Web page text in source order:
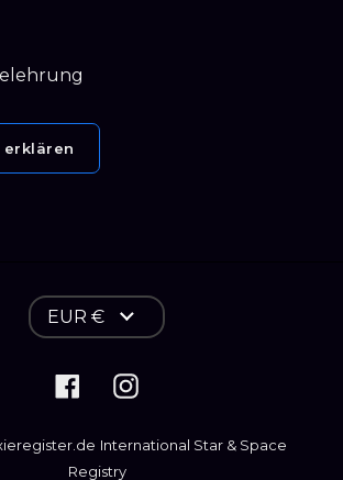
W
ä
u
EUR €
FacebookInstagram
International Star & Space
Registry